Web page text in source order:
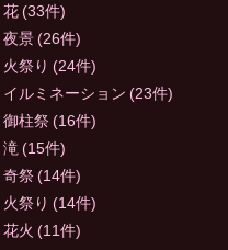
花 (33件)
夜景 (26件)
火祭り (24件)
イルミネーション (23件)
御柱祭 (16件)
滝 (15件)
奇祭 (14件)
火祭り (14件)
花火 (11件)